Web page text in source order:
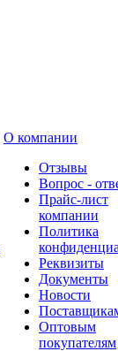
О компании
Отзывы
Вопрос -
Прайс-лист
компании
Политика
Реквизиты
Документы
Новости
Оптовым
покупателям